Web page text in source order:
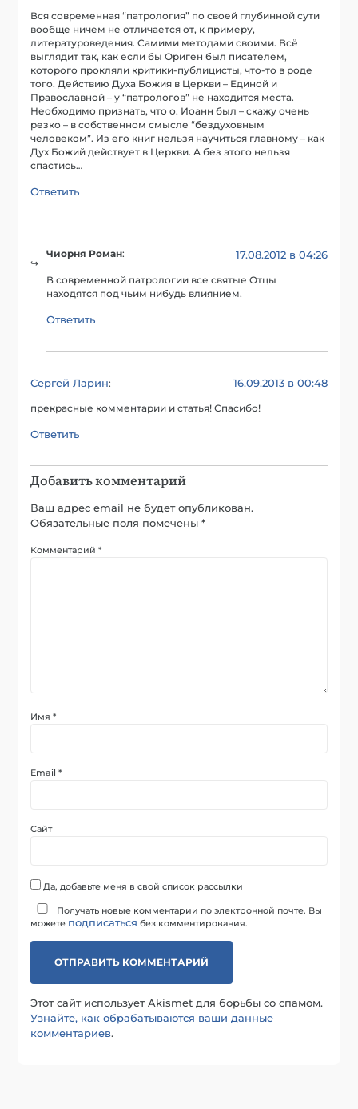
Вся современная “патрология” по своей глубинной сути
вообще ничем не отличается от, к примеру,
литературоведения. Самими методами своими. Всё
выглядит так, как если бы Ориген был писателем,
которого прокляли критики-публицисты, что-то в роде
того. Действию Духа Божия в Церкви – Единой и
Православной – у “патрологов” не находится места.
Необходимо признать, что о. Иоанн был – скажу очень
резко – в собственном смысле “бездуховным
человеком”. Из его книг нельзя научиться главному – как
Дух Божий действует в Церкви. А без этого нельзя
спастись…
Ответить
Чиорня Роман: 17.08.2012 в 04:26
В современной патрологии все святые Отцы
находятся под чьим нибудь влиянием.
Ответить
Сергей Ларин: 16.09.2013 в 00:48
прекрасные комментарии и статья! Спасибо!
Ответить
Добавить комментарий
Ваш адрес email не будет опубликован.
Обязательные поля помечены*
Комментарий*
Имя*
Email*
Сайт
Да, добавьте меня в свой список рассылки
Получать новые комментарии по электронной почте. Вы
можете подписаться без комментирования.
Этот сайт использует Akismet для борьбы со спамом.
Узнайте, как обрабатываются ваши данные
комментариев.